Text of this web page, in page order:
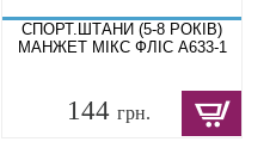
СПОРТ.ШТАНИ (5-8 РОКІВ)
МАНЖЕТ МІКС ФЛІС A633-1
144 грн.